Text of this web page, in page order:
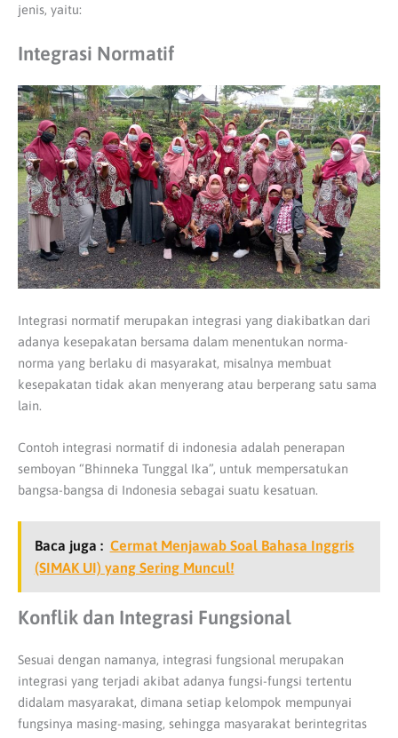
jenis, yaitu:
Integrasi Normatif
Integrasi normatif merupakan integrasi yang diakibatkan dari
adanya kesepakatan bersama dalam menentukan norma-
norma yang berlaku di masyarakat, misalnya membuat
kesepakatan tidak akan menyerang atau berperang satu sama
lain.
Contoh integrasi normatif di indonesia adalah penerapan
semboyan “Bhinneka Tunggal Ika”, untuk mempersatukan
bangsa-bangsa di Indonesia sebagai suatu kesatuan.
Baca juga : Cermat Menjawab Soal Bahasa Inggris
(SIMAK UI) yang Sering Muncul!
Konflik dan Integrasi Fungsional
Sesuai dengan namanya, integrasi fungsional merupakan
integrasi yang terjadi akibat adanya fungsi-fungsi tertentu
didalam masyarakat, dimana setiap kelompok mempunyai
fungsinya masing-masing, sehingga masyarakat berintegritas